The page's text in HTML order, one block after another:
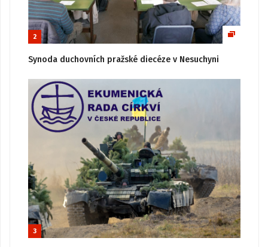
2
Synoda duchovních pražské diecéze v Nesuchyni
3